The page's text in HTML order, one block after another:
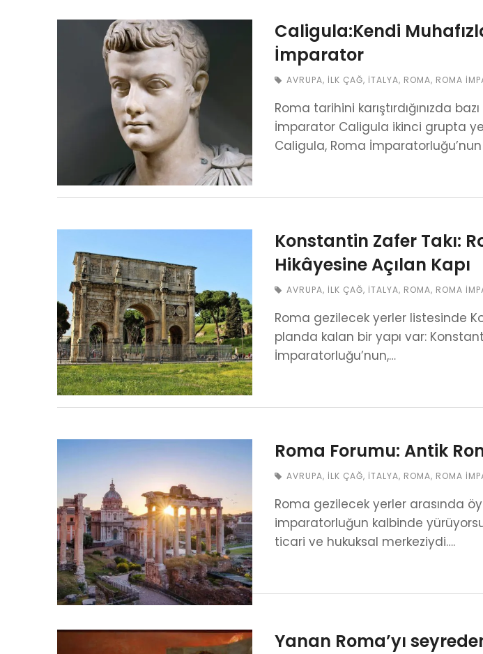
Caligula:Kendi
İmparator
AVRUPA, İLK ÇAĞ, İTALYA, ROMA, ROMA
Roma tarihini karıştırdığınızda
İmparator Caligula ikinci grupta
Caligula, Roma
Konstantin Zafer Takı:
Hikâyesine Açılan Kapı
AVRUPA, İLK ÇAĞ, İTALYA, ROMA, ROMA
Roma gezilecek yerler listesinde
planda kalan bir yapı var:
İmparatorluğu’nun,…
Roma Forumu: Antik
AVRUPA, İLK ÇAĞ, İTALYA, ROMA, ROMA
Roma gezilecek yerler arasında
imparatorluğun kalbinde
ticari ve hukuksal merkeziydi….
Yanan Roma’yı